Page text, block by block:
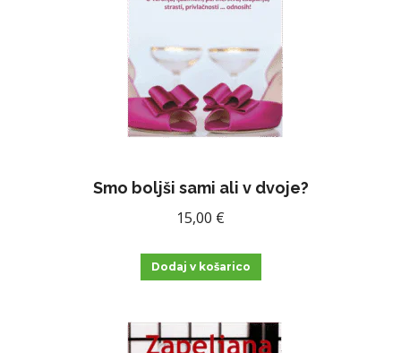
Smo boljši sami ali v dvoje?
15,00 €
Dodaj v košarico